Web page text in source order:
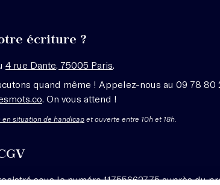
écriture ?
4 rue Dante, 75005 Paris.
quand même ! Appelez-nous au 09 78 80
. On vous attend !
en situation de handicap et ouverte entre 10h et 18h.
sous le numéro 11755662775 auprès du